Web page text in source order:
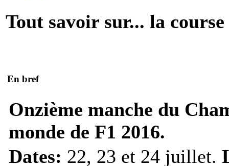
Tout savoir sur... la course
En bref
Onzième manche du
monde de F1 2016.
Dates: 22, 23 et 24 juillet.